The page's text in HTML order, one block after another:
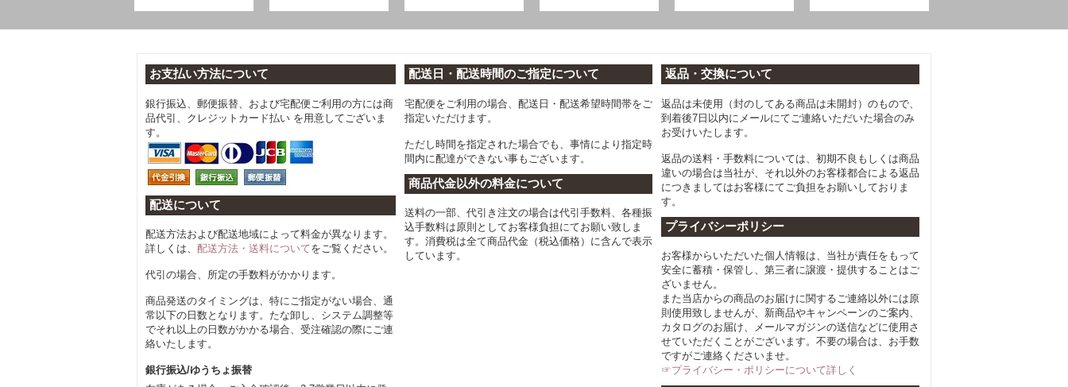
お支払い方法について
銀行振込、郵便振替、および宅配便ご利用の方には商
品代引、クレジットカード払い を用意してございま
す。
配送について
配送方法および配送地域によって料金が異なります。
詳しくは、 配送方法・送料についてをご覧ください。
代引の場合、所定の手数料がかかります。
商品発送のタイミングは、特にご指定がない場合、通
常以下の日数となります。たな卸し、システム調整等
でそれ以上の日数がかかる場合、受注確認の際にご連
絡いたします。
銀行振込/ゆうちょ振替
配送日・配送時間のご指定について
宅配便をご利用の場合、配送日・配送希望時間帯をご
指定いただけます。
ただし時間を指定された場合でも、事情により指定時
間内に配達ができない事もございます。
商品代金以外の料金について
送料の一部、代引き注文の場合は代引手数料、各種振
込手数料は原則としてお客様負担にてお願い致しま
す。消費税は全て商品代金（税込価格）に含んで表示
しています。
返品・交換について
返品は未使用（封のしてある商品は未開封）のもので、
到着後7日以内にメールにてご連絡いただいた場合のみ
お受けいたします。
返品の送料・手数料については、初期不良もしくは商品
違いの場合は当社が、それ以外のお客様都合による返品
につきましてはお客様にてご負担をお願いしておりま
す。
プライバシーポリシー
お客様からいただいた個人情報は、当社が責任をもって
安全に蓄積・保管し、第三者に譲渡・提供することはご
ざいません。
また当店からの商品のお届けに関するご連絡以外には原
則使用致しませんが、新商品やキャンペーンのご案内、
カタログのお届け、メールマガジンの送信などに使用さ
せていただくことがございます。不要の場合は、お手数
ですがご連絡くださいませ。
☞プライバシー・ポリシーについて詳しく